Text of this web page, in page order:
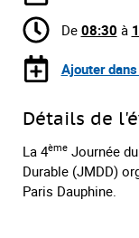
De 08:30 à
Ajouter
Détails de
La 4ème Journée
Durable (JMDD)
Paris Dauphine.